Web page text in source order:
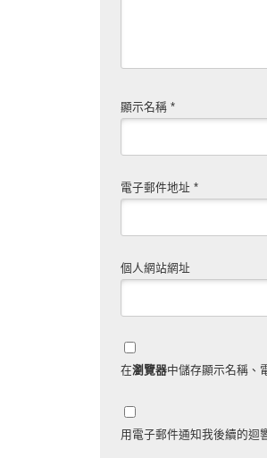
顯示名稱 *
電子郵件地址 *
個人網站網址
在瀏覽器中儲存顯示名稱、
用電子郵件通知我後續的迴